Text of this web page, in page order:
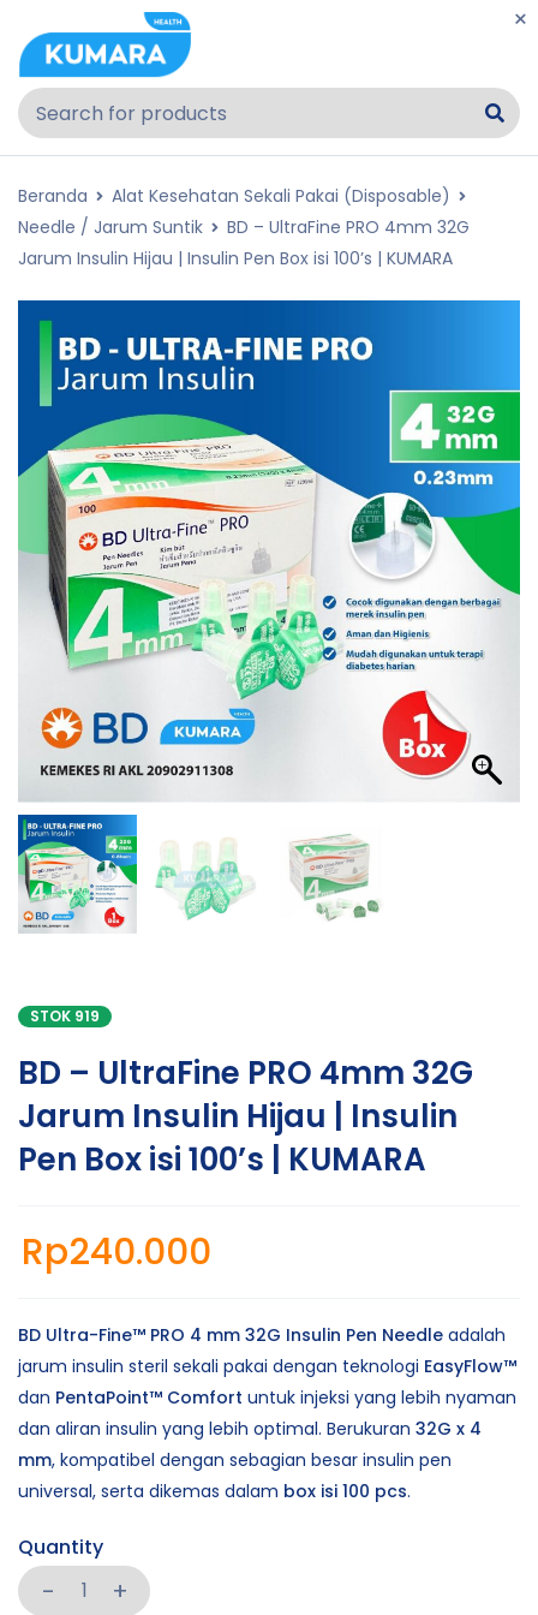
Beranda
Alat Kesehatan Sekali Pakai (Disposable)
Needle / Jarum Suntik
BD – UltraFine PRO 4mm 32G
Jarum Insulin Hijau | Insulin Pen Box isi 100’s | KUMARA
STOK 919
BD – UltraFine PRO 4mm 32G
Jarum Insulin Hijau | Insulin
Pen Box isi 100’s | KUMARA
Rp240.000
BD Ultra-Fine™ PRO 4 mm 32G Insulin Pen Needle adalah
jarum insulin steril sekali pakai dengan teknologi EasyFlow™
dan PentaPoint™ Comfort untuk injeksi yang lebih nyaman
dan aliran insulin yang lebih optimal. Berukuran 32G x 4
mm, kompatibel dengan sebagian besar insulin pen
universal, serta dikemas dalam box isi 100 pcs.
Quantity